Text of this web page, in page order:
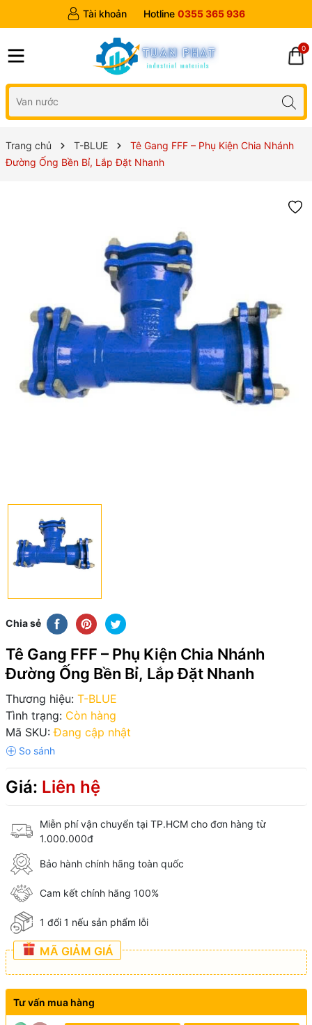
Tài khoản Hotline 0355 365 936
0
Trang chủ T-BLUE
Tê Gang FFF – Phụ Kiện Chia Nhánh
Đường Ống Bền Bỉ, Lắp Đặt Nhanh
Chia sẻ
Tê Gang FFF – Phụ Kiện Chia Nhánh
Đường Ống Bền Bỉ, Lắp Đặt Nhanh
Thương hiệu: T-BLUE
Tình trạng: Còn hàng
Mã SKU: Đang cập nhật
Giá: Liên hệ
Miễn phí vận chuyển tại TP.HCM cho đơn hàng từ
1.000.000đ
Bảo hành chính hãng toàn quốc
Cam kết chính hãng 100%
1 đổi 1 nếu sản phẩm lỗi
MÃ GIẢM GIÁ
Tư vấn mua hàng